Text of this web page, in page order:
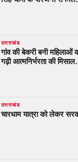
उत्तराखंड
गांव की बेकरी बनी महिलाओं
गढ़ी आत्मनिर्भरता की
उत्तराखंड
चारधाम यात्रा को लेकर